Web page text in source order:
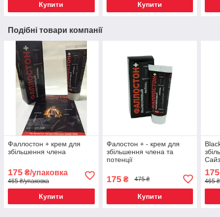
Купити Купити
Подібні товари компанії
Фаллостон + крем для
збільшення члена
175 ₴/упаковка
465 ₴/упаковка
Купити
Фалостон + - крем для
збільшення члена та
потенції
175₴ 475 ₴
Купити
175
465